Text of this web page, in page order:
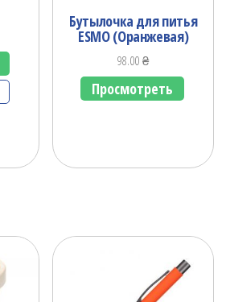
Бутылочка для питья
ESMO (Оранжевая)
98.00₴
Просмотреть